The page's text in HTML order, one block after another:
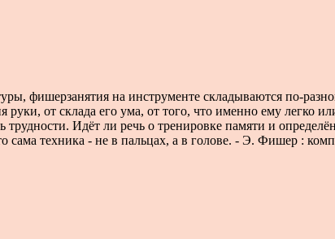
фишерзанятия на инструменте складываются по-
руки, от склада его ума, от того, что именно ему легко
трудности. Идёт ли речь о тренировке памяти и
сама техника - не в пальцах, а в голове. - Э. Фишер :